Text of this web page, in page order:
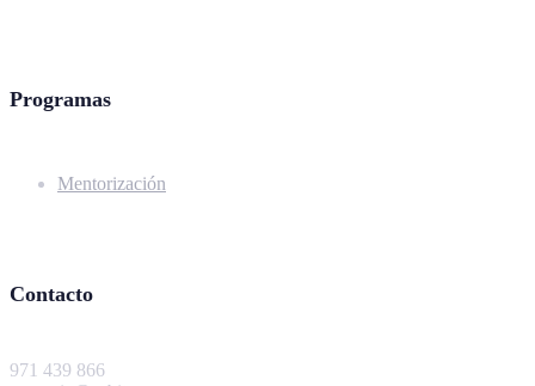
Programas
Mentorización
Contacto
971 439 866